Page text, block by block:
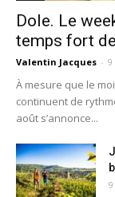
Dole. Le
temps fort de
Valentin Jacques - 9
À mesure que le
continuent de
août s’annonce...